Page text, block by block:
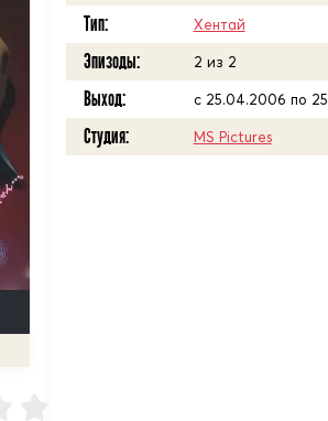
Тип: Хентай
Эпизоды: 2 из 2
Выход: c 25.04.2006 по
Студия: MS Pictures